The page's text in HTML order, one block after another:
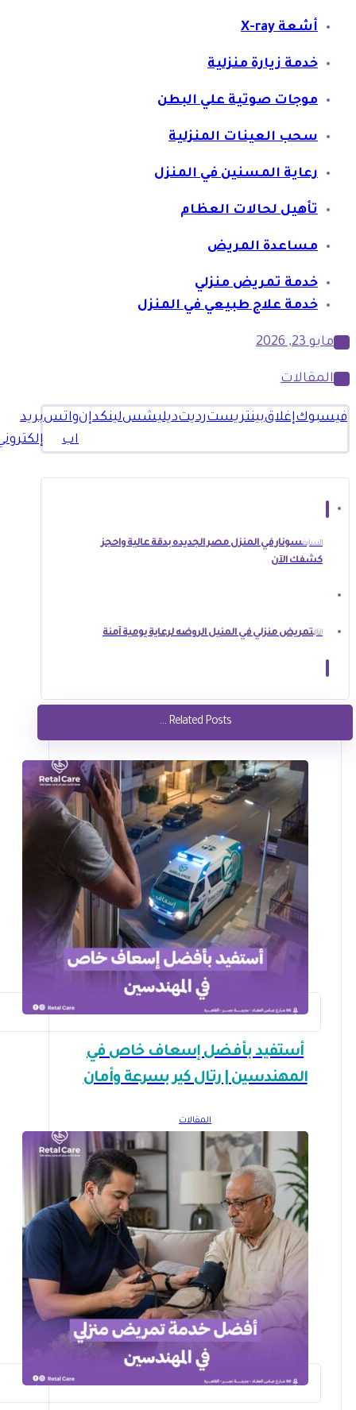
أشعة X-ray
خدمة زيارة منزلية
موجات صوتية علي البطن
سحب العينات المنزلية
رعاية المسنين في المنزل
تأهيل لحالات العظام
مساعدة المريض
خدمة تمريض منزلي
خدمة علاج طبيعي في المنزل
مايو 23, 2026
المقالات
فيسبوكإغلاقبينتريسترديتديليشسلينكدإنواتس
اب
بريد
السابقسونار في المنزل مصر الجديده بدقة عالية واحجز
كشفك الآن
التاليتمريض منزلي في المنيل الروضه لرعاية يومية آمنة
Related Posts ...
أستفيد بأفضل إسعاف خاص في
المهندسين | رتال كير بسرعة وأمان
المقالات